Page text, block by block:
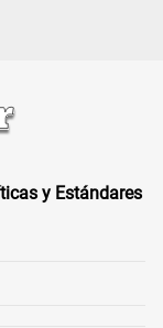
y Estándares